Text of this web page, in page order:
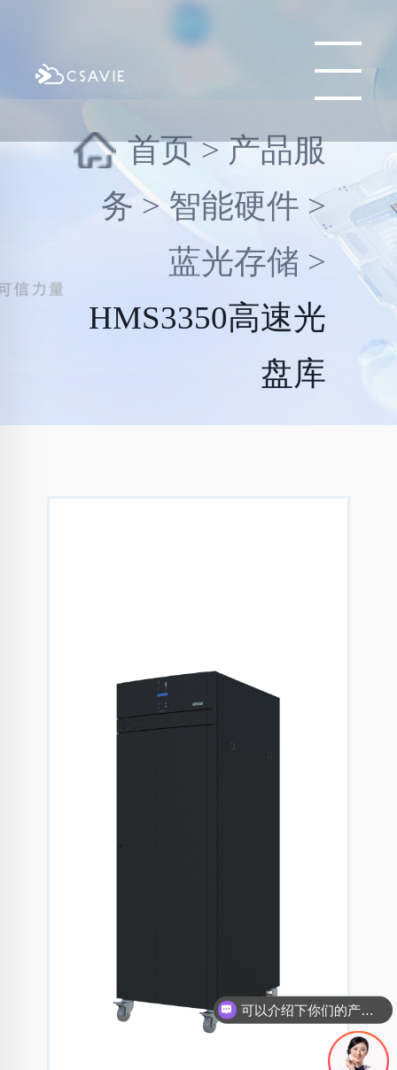
首页>产品服
务 >智能硬件 >
蓝光存储 >
HMS3350高速光
盘库
可以介绍下你们的产品么